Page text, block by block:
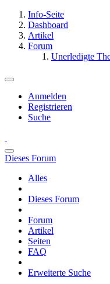
Info-Seite
Dashboard
Artikel
Forum
Unerledigte
Anmelden
Registrieren
Suche
Dieses Forum
Alles
Dieses Forum
Forum
Artikel
Seiten
FAQ
Erweiterte Suche